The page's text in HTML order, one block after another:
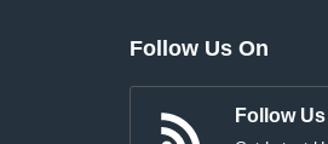
Follow Us On
Follow